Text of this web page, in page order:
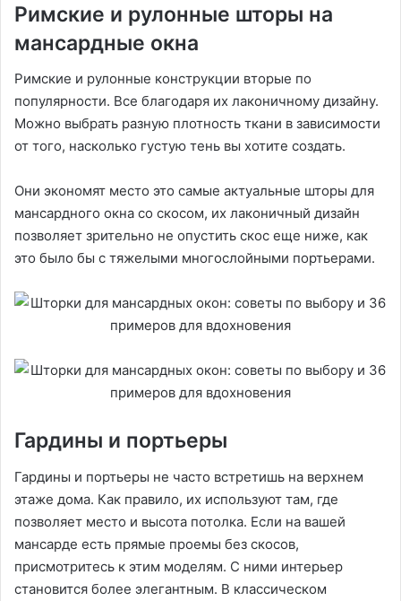
Римские и рулонные шторы на
мансардные окна
Римские и рулонные конструкции вторые по
популярности. Все благодаря их лаконичному дизайну.
Можно выбрать разную плотность ткани в зависимости
от того, насколько густую тень вы хотите создать.
Они экономят место это самые актуальные шторы для
мансардного окна со скосом, их лаконичный дизайн
позволяет зрительно не опустить скос еще ниже, как
это было бы с тяжелыми многослойными портьерами.
Гардины и портьеры
Гардины и портьеры не часто встретишь на верхнем
этаже дома. Как правило, их используют там, где
позволяет место и высота потолка. Если на вашей
мансарде есть прямые проемы без скосов,
присмотритесь к этим моделям. С ними интерьер
становится более элегантным. В классическом